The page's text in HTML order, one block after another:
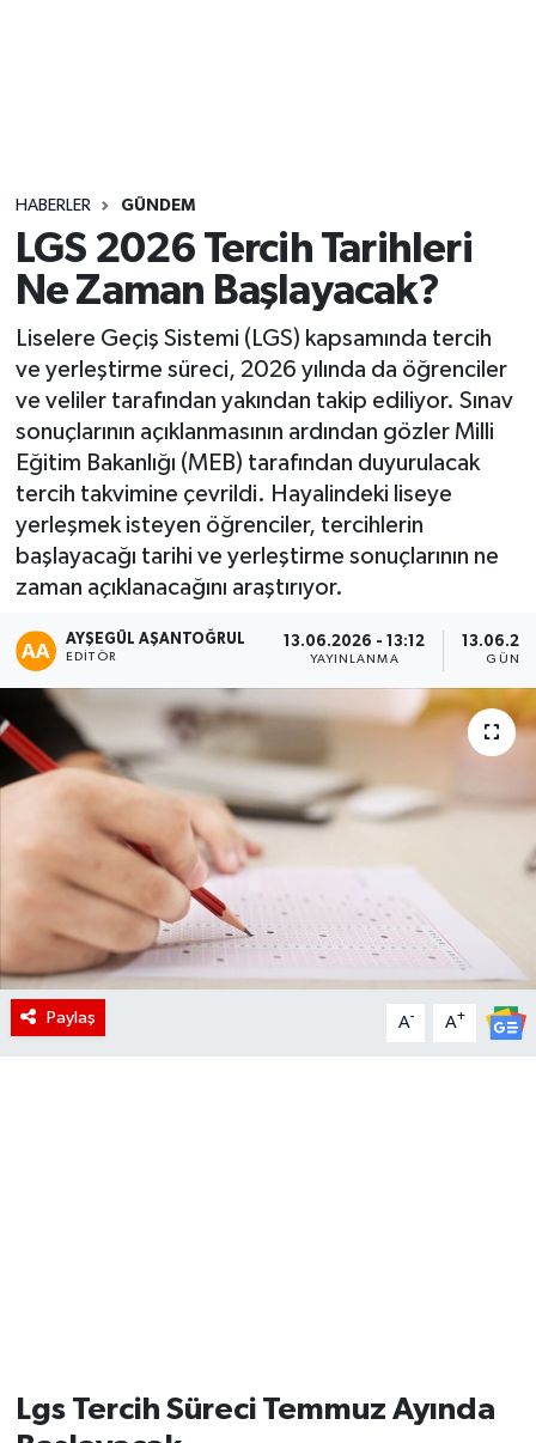
HABERLER GÜNDEM
LGS 2026 Tercih Tarihleri
Ne Zaman Başlayacak?
Liselere Geçiş Sistemi (LGS) kapsamında tercih
ve yerleştirme süreci, 2026 yılında da öğrenciler
ve veliler tarafından yakından takip ediliyor. Sınav
sonuçlarının açıklanmasının ardından gözler Milli
Eğitim Bakanlığı (MEB) tarafından duyurulacak
tercih takvimine çevrildi. Hayalindeki liseye
yerleşmek isteyen öğrenciler, tercihlerin
başlayacağı tarihi ve yerleştirme sonuçlarının ne
zaman açıklanacağını araştırıyor.
AYŞEGÜL AŞANTOĞRUL
EDITÖR
13.06.2026 - 13:12
YAYINLANMA
Paylaş A- A+
Lgs Tercih Süreci Temmuz Ayında
Yaşam